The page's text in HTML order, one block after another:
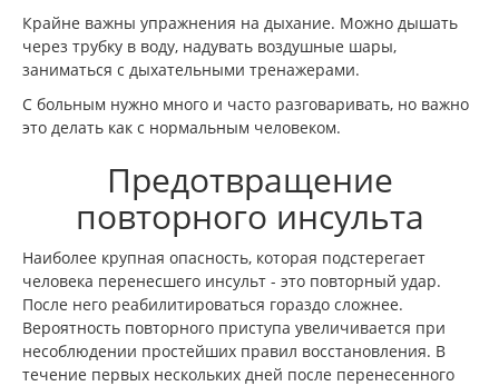
Крайне важны упражнения на дыхание. Можно дышать
через трубку в воду, надувать воздушные шары,
заниматься с дыхательными тренажерами.
С больным нужно много и часто разговаривать, но важно
это делать как с нормальным человеком.
Предотвращение
повторного инсульта
Наиболее крупная опасность, которая подстерегает
человека перенесшего инсульт - это повторный удар.
После него реабилитироваться гораздо сложнее.
Вероятность повторного приступа увеличивается при
несоблюдении простейших правил восстановления. В
течение первых нескольких дней после перенесенного